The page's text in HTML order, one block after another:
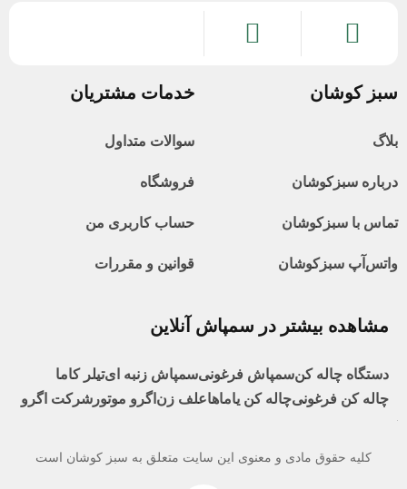
سبز کوشان
بلاگ
درباره سبزکوشان
تماس با سبزکوشان
واتس‌آپ سبزکوشان
خدمات مشتریان
سوالات متداول
فروشگاه
حساب کاربری من
قوانین و مقررات
مشاهده بیشتر در سمپاش آنلاین
دستگاه چاله کنسمپاش فرغونیسمپاش زنبه ایتیلر کاما
چاله کن فرغونیچاله کن یاماهاعلف زن اگرو موتور شرکت اگرو
کلیه حقوق مادی و معنوی این سایت متعلق به سبز کوشان است